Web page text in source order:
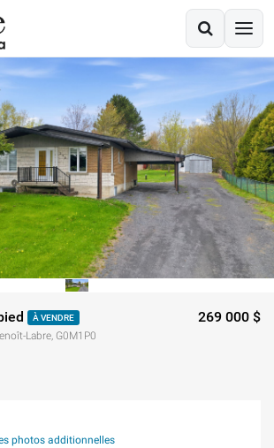
À VENDRE
Labre, G0M1P0
269 000 $
photos additionnelles